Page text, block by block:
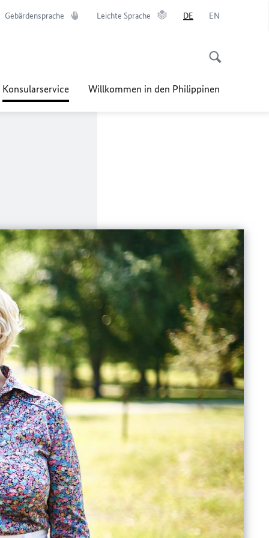
Gebärdensprache Leichte Sprache DE EN
Konsularservice Willkommen in den Philippinen